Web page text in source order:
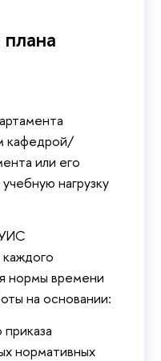
кафедрой/
или его
нагрузку
каждого
нормы времени
на основании:
нормативных